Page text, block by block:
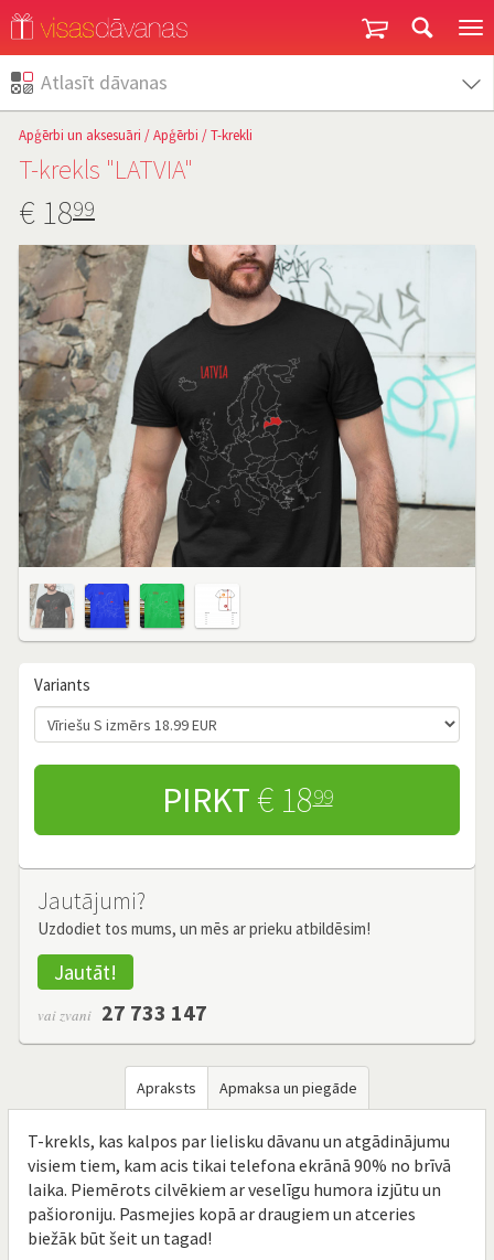
Atlasīt dāvanas
Apģērbi un aksesuāri /Apģērbi /T-krekli
T-krekls "LATVIA"
€ 1899
Variants
PIRKT € 1899
Jautājumi?
Uzdodiet tos mums, un mēs ar prieku atbildēsim!
Jautāt!
vai zvani 27 733 147
Apraksts Apmaksa un piegāde
T-krekls, kas kalpos par lielisku dāvanu un atgādinājumu
visiem tiem, kam acis tikai telefona ekrānā 90% no brīvā
laika. Piemērots cilvēkiem ar veselīgu humora izjūtu un
pašioroniju. Pasmejies kopā ar draugiem un atceries
biežāk būt šeit un tagad!